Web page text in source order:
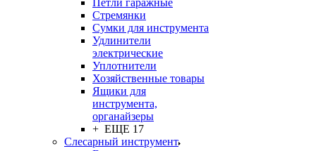
Петли гаражные
Стремянки
Сумки для инструмента
Удлинители
электрические
Уплотнители
Хозяйственные товары
Ящики для
инструмента,
органайзеры
+ ЕЩЕ 17
Слесарный инструмент